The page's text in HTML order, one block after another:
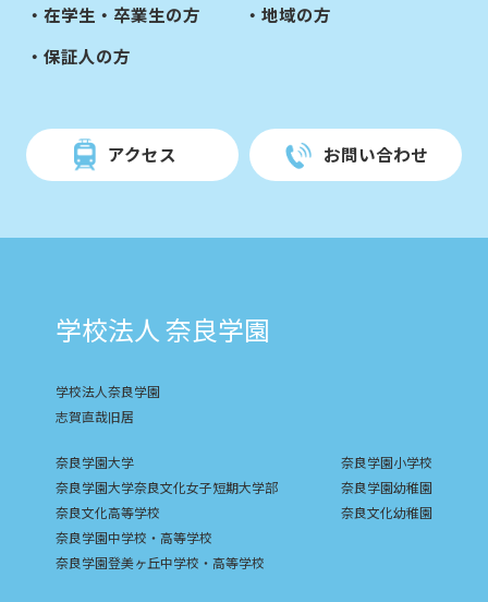
在学生・卒業生の方
保証人の方
地域の方
アクセス お問い合わせ
学校法人 奈良学園
学校法人奈良学園
志賀直哉旧居
奈良学園大学
奈良学園大学奈良文化女子短期大学部
奈良文化高等学校
奈良学園中学校・高等学校
奈良学園登美ヶ丘中学校・高等学校
奈良学園小学校
奈良学園幼稚園
奈良文化幼稚園